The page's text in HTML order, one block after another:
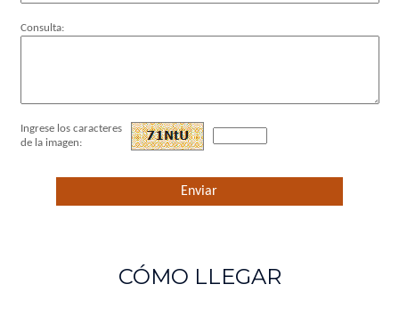
Consulta:
Ingrese los caracteres
de la imagen:
CÓMO LLEGAR